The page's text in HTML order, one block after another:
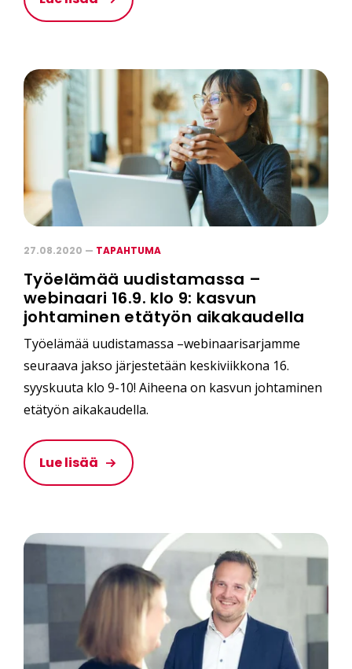
27.08.2020 — TAPAHTUMA
Työelämää uudistamassa –
webinaari 16.9. klo 9: kasvun
johtaminen etätyön aikakaudella
Työelämää uudistamassa –webinaarisarjamme
seuraava jakso järjestetään keskiviikkona 16.
syyskuuta klo 9-10! Aiheena on kasvun johtaminen
etätyön aikakaudella.
Lue lisää